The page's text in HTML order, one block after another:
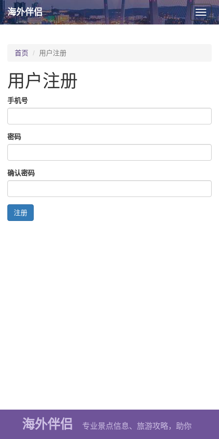
海外伴侣
首页 用户注册
用户注册
手机号
密码
确认密码
注册
海外伴侣 专业景点信息、旅游攻略，助你
2026 © 海外伴侣 京ICP备2020039193号-2